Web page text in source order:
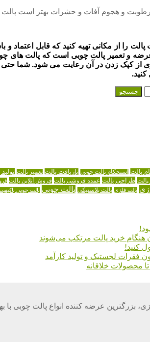
و هجوم آفات و حشرات بهتر است پالت
پالت را از مکانی تهیه کنید که قابل
و تعمیر پالت چوبی است که پالت های
از کپک زدن در آن رعایت می شود. شما
پالت استحکام پالت چوبی بازیافت پالت تعمیر پالت
طراحی پالت عمده فروشی پالت فروش آنلاین پالت
پالت فلزی پالت پلاستیکی پالت چوبی پالت چوبی
هنگام خرید پالت مرتکب می‌شوند
کنید!
فقرات لجستیک و تولید کارآمد
محصولات خلاقانه
بزرگترین عرضه کننده انواع پالت چوبی